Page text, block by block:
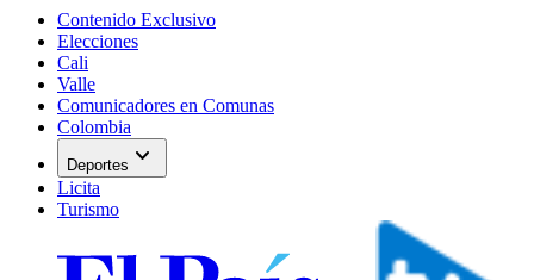
Contenido Exclusivo
Elecciones
Cali
Valle
Comunicadores en Comunas
Colombia
Deportes expand_more
Licita
Turismo